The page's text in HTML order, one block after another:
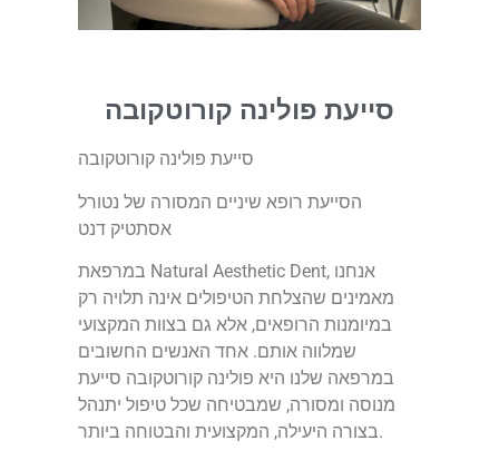
סייעת פולינה קורוטקובה
סייעת פולינה קורוטקובה
הסייעת רופא שיניים המסורה של נטורל
אסתטיק דנט
במרפאת Natural Aesthetic Dent, אנחנו
מאמינים שהצלחת הטיפולים אינה תלויה רק
במיומנות הרופאים, אלא גם בצוות המקצועי
שמלווה אותם. אחד האנשים החשובים
במרפאה שלנו היא פולינה קורוטקובה סייעת
מנוסה ומסורה, שמבטיחה שכל טיפול יתנהל
בצורה היעילה, המקצועית והבטוחה ביותר.